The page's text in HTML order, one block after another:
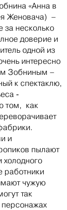
«Анна в
Женовача) –
за несколько
доверие и
одной из
интересно
Зобниным –
к спектаклю,
-
том, как
и
пылают
холодного
работники
чужую
так
персонажах